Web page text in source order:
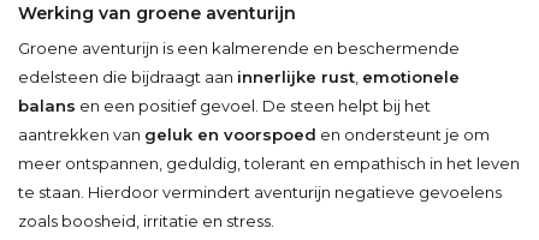
Werking van groene aventurijn
Groene aventurijn is een kalmerende en beschermende
edelsteen die bijdraagt aan innerlijke rust emotionele
balans en een positief gevoel. De steen helpt bij het
aantrekken van geluk en voorspoed en ondersteunt je om
meer ontspannen, geduldig, tolerant en empathisch in het leven
te staan. Hierdoor vermindert aventurijn negatieve gevoelens
zoals boosheid, irritatie en stress.